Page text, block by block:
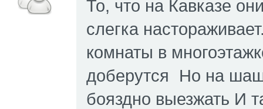
То, что на Кавказе
слегка
комнаты в
доберутся
Но на
бояздно выезжать И